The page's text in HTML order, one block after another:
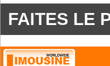
FAITES LE